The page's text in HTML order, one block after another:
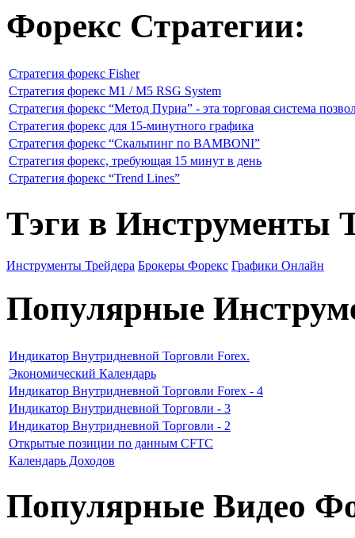
Форекс Стратегии:
Стратегия форекс Fisher
Стратегия форекс M1 / M5 RSG System
Стратегия форекс “Метод Пуриа” - эта торговая система
Стратегия форекс для 15-минутного графика
Стратегия форекс “Скальпинг по BAMBONI”
Стратегия форекс, требующая 15 минут в день
Стратегия форекс “Trend Lines”
Тэги в Инструменты
Инструменты Трейдера Брокеры Форекс Графики Онлайн
Популярные
Индикатор Внутридневной Торговли Forex.
Экономический Календарь
Индикатор Внутридневной Торговли Forex - 4
Индикатор Внутридневной Торговли - 3
Индикатор Внутридневной Торговли - 2
Открытые позиции по данным CFTC
Календарь Доходов
Популярные Видео